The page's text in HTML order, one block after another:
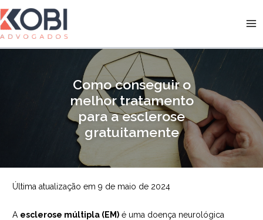
para
o
conteúdo
Como conseguir o
melhor tratamento
para a esclerose
gratuitamente
Última atualização em 9 de maio de 2024
A esclerose múltipla (EM) é uma doença neurológica